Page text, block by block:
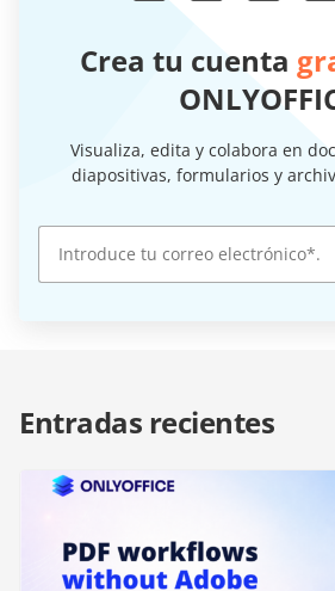
Crea tu cuenta
Visualiza, edita y colabora en
diapositivas, formularios y
Entradas recientes